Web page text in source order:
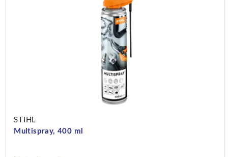
STIHL
Multispray, 400 ml